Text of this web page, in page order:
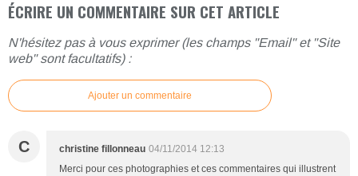
ÉCRIRE UN COMMENTAIRE SUR CET ARTICLE
N'hésitez pas à vous exprimer (les champs "Email" et "Site
web" sont facultatifs) :
Ajouter un commentaire
C christine fillonneau 04/11/2014 12:13
Merci pour ces photographies et ces commentaires qui illustrent